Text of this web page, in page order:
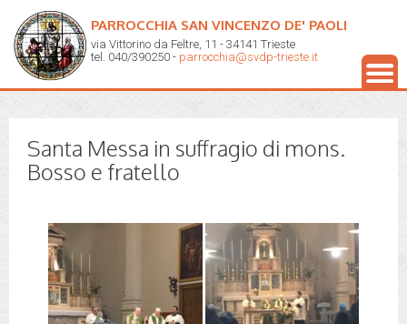
PARROCCHIA SAN VINCENZO DE' PAOLI
via Vittorino da Feltre, 11 - 34141 Trieste
tel. 040/390250 - parrocchia@svdp-trieste.it
Santa Messa in suffragio di mons.
Bosso e fratello